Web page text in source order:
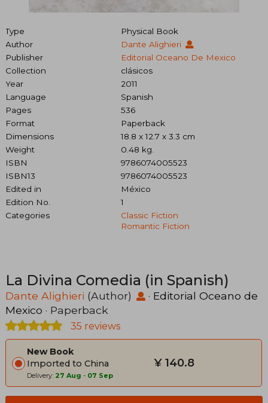
Type
Physical Book
Author
Dante Alighieri
Publisher
Editorial Oceano De Mexico
Collection
clásicos
Year
2011
Language
Spanish
Pages
536
Format
Paperback
Dimensions
18.8 x 12.7 x 3.3 cm
Weight
0.48 kg.
ISBN
9786074005523
ISBN13
9786074005523
Edited in
México
Edition No.
1
Categories
Classic Fiction
Romantic Fiction
La Divina Comedia (in Spanish)
Dante Alighieri (Author) · Editorial Oceano de
Mexico · Paperback
35 reviews
New Book
Imported to China
Delivery: 27 Aug - 07 Sep
¥ 140.8